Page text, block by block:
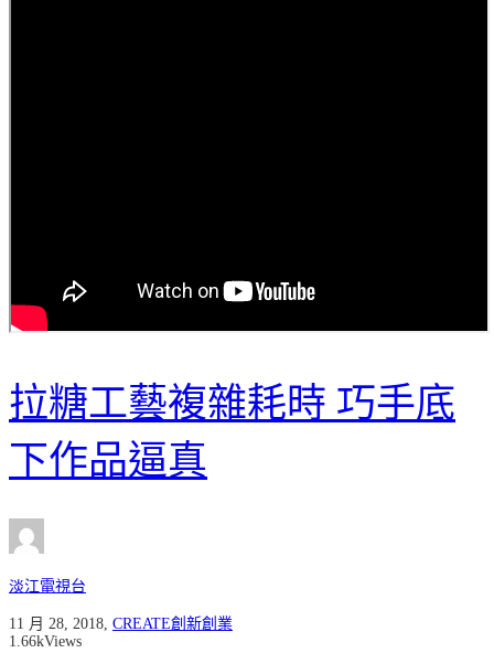
拉糖工藝複雜耗時 巧手底
下作品逼真
淡江電視台
11 月 28, 2018 CREATE創新創業
1.66kViews